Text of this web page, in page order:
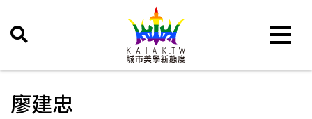
Toggle
廖建忠